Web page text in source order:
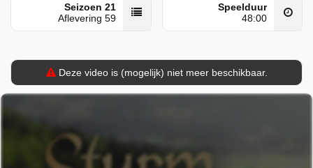
Seizoen 21
Aflevering 59
Speelduur
48:00
Deze video is (mogelijk) niet meer beschikbaar.